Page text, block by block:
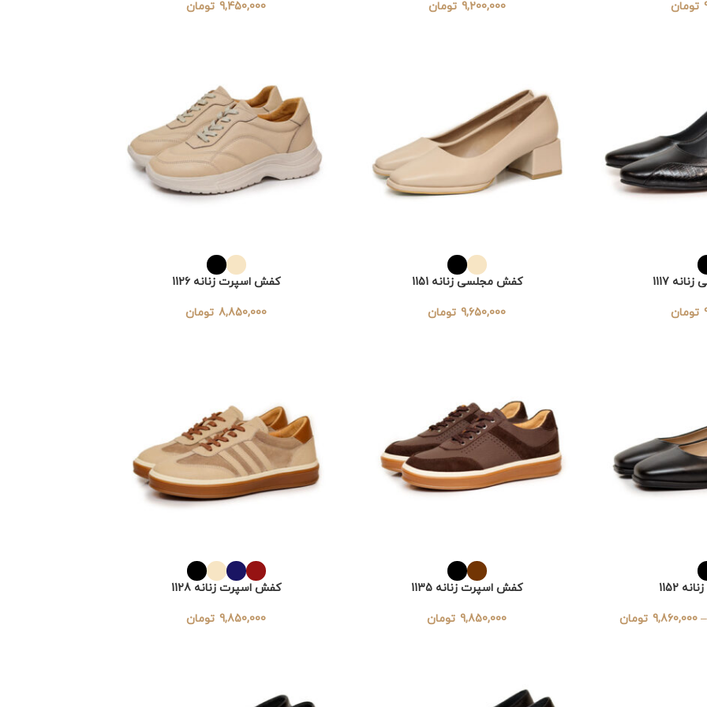
تومان 9,200,000 تومان 9,450,000 تومان
1117
تومان
کفش مجلسی زنانه 1151
9,650,000 تومان
کفش اسپرت زنانه 1126
8,850,000 تومان
1152
–
9,860,000 تومان
کفش اسپرت زنانه 1135
9,850,000 تومان
کفش اسپرت زنانه 1128
9,850,000 تومان